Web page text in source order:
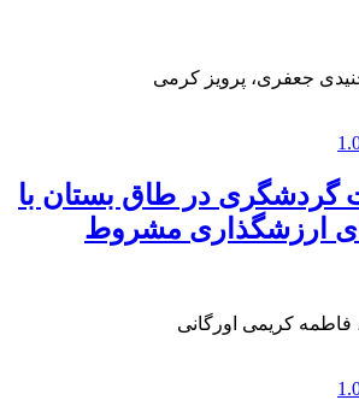
جعفری، پرویز کرمی
در طاق بستان با
ارزشگذاری مشروط
فاطمه کریمی اورگانی